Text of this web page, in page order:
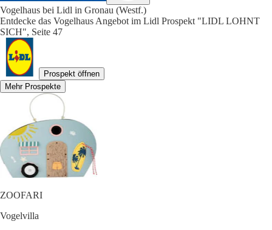
Vogelhaus bei Lidl in Gronau (Westf.)
Entdecke das Vogelhaus Angebot im Lidl Prospekt "LIDL LOHNT
SICH", Seite 47
Prospekt öffnen
Mehr Prospekte
ZOOFARI
Vogelvilla